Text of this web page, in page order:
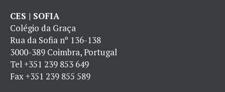
CES | SOFIA
Colégio da Graça
Rua da Sofia nº 136-138
3000-389 Coimbra, Portugal
Tel+351 239 853 649
Fax+351 239 855 589